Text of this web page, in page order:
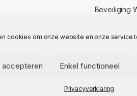
cookies om onze website en onze service
accepteren Enkel functioneel
Privacyverklaring
Beveiliging